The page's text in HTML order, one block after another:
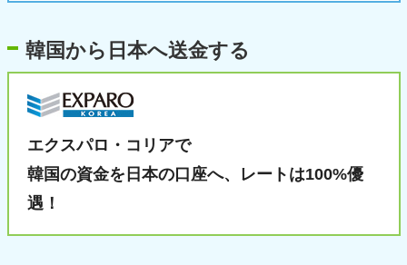
韓国から日本へ送金する
エクスパロ・コリアで
韓国の資金を日本の口座へ、
レートは100%優
遇！